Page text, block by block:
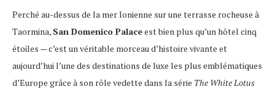
Perché au-dessus de la mer Ionienne sur une terrasse rocheuse à
Taormina, San Domenico Palaceest bien plus qu’un hôtel cinq
étoiles — c’est un véritable morceau d’histoire vivante et
aujourd’hui l’une des destinations de luxe les plus emblématiques
d’Europe grâce à son rôle vedette dans la série The White Lotus